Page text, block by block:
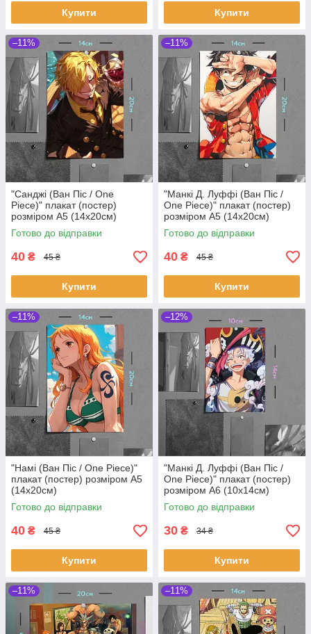
Купити Купити
–11%
"Санджі (Ван Піс / One
Piece)" плакат (постер)
розміром А5 (14х20см)
Готово до відправки
40 ₴ 45 ₴
Купити
–11%
"Манкі Д. Луффі (Ван Піс /
One Piece)" плакат (постер)
розміром А5 (14х20см)
Готово до відправки
40 ₴ 45 ₴
Купити
–11%
"Намі (Ван Піс / One Piece)"
плакат (постер) розміром А5
(14х20см)
Готово до відправки
40 ₴ 45 ₴
Купити
–12%
"Манкі Д. Луффі (Ван Піс /
One Piece)" плакат (постер)
розміром А6 (10х14см)
Готово до відправки
30 ₴ 34 ₴
Купити
–11% –11%